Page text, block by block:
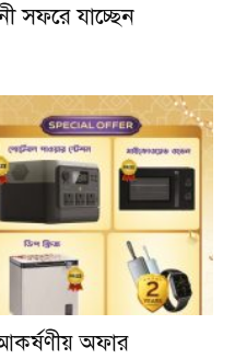
সফরে যাচ্ছেন
অফার